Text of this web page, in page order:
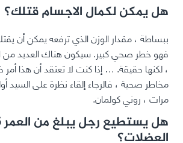
هل يمكن لكمال الاجسام قتلك؟
ببساطة ، مقدار الوزن الذي ترفعه يمكن أن
فهو خطر صحي كبير. سيكون هناك العديد من
، لكنها حقيقة. … إذا كنت لا تعتقد أن هذا
مرات ، روني كولمان.
العضلات؟